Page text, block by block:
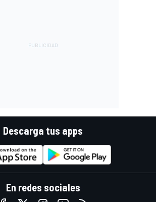
Descarga tus apps
En redes sociales